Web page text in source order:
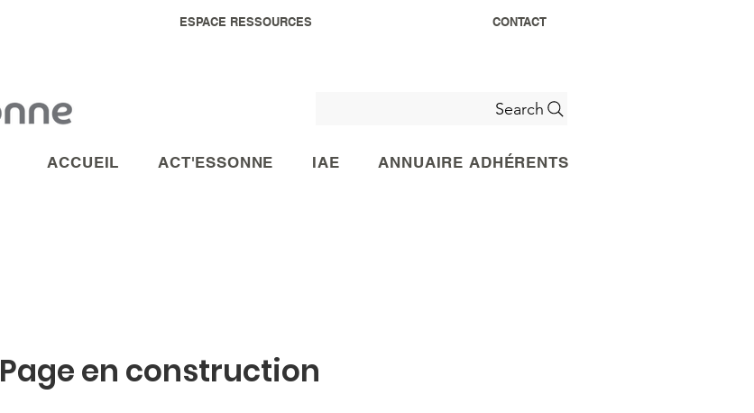
ESPACE RESSOURCES CONTACT
Search
ACCUEIL ACT'ESSONNE IAE ANNUAIRE ADHÉRENTS
Page en construction